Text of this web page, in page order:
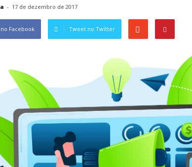
- 17 de dezembro de 2017
Facebook Tweet no Twitter